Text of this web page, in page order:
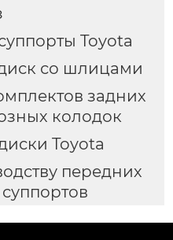
Toyota
со шлицами
задних
колодок
Toyota
передних